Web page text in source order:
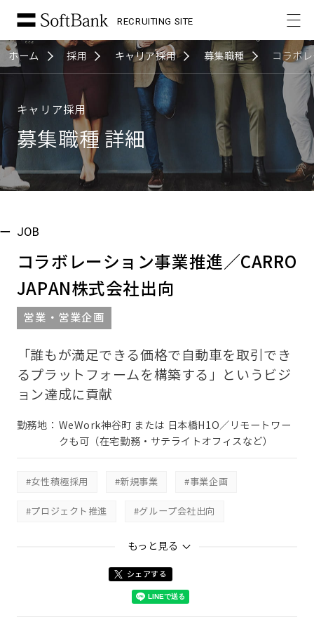
RECRUITING SITE
ホーム 採用 キャリア採用 募集職種 コラボ
キャリア採用
募集職種 詳細
JOB
コラボレーション事業推進／CARRO
JAPAN株式会社出向
営業・営業企画
「誰もが満足できる価格で自動車を取引でき
るプラットフォームを構築する」というビジ
ョン達成に貢献
勤務地： WeWork神谷町 または 日本橋H1O／リモートワー
クも可（在宅勤務・サテライトオフィスなど）
#女性積極採用 #新規事業 #事業企画
#プロジェクト推進 #グループ会社出向
#CARRO JAPAN株式会社もっと見る
シェアする